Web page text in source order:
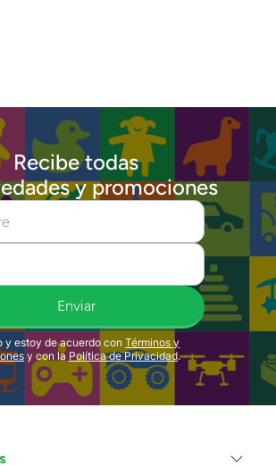
Recibe todas
y promociones
Enviar
y estoy de acuerdo con Términos y
y con la Política de Privacidad.